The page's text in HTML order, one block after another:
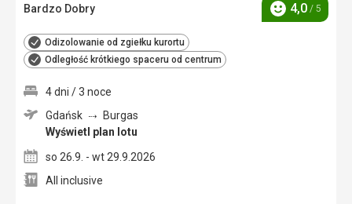
Bardzo Dobry
Ocena
4,0 / 5
Odizolowanie od zgiełku kurortu
Odległość krótkiego spaceru od centrum
4 dni / 3 noce
Gdańsk
Burgas
Wyświetl plan lotu
so 26.9. - wt 29.9.2026
All inclusive